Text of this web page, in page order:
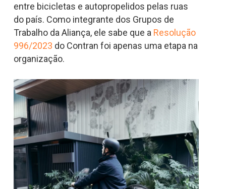
entre bicicletas e autopropelidos pelas ruas
do país. Como integrante dos Grupos de
Trabalho da Aliança, ele sabe que a Resolução
996/2023 do Contran foi apenas uma etapa na
organização.